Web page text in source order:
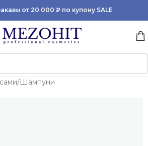
от 20 000 ₽ по купону SALE
/Шампуни